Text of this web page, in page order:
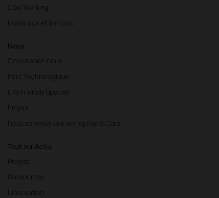
Cool Working
Matériaux et finitions
Nous
Connaissez-nous
Parc Technologique
Life Friendly Spaces
Emploi
Nous sommes une entreprise B Corp
Tout sur Actiu
Projets
Ressources
L'innovation